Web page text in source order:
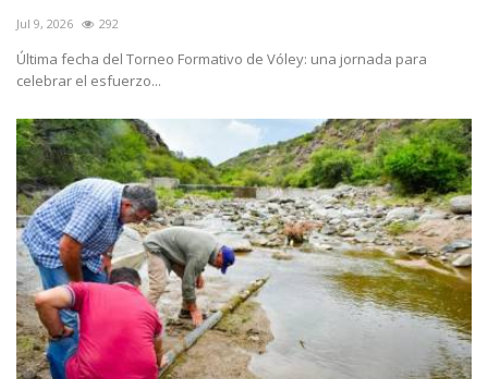
Jul 9, 2026 292
Última fecha del Torneo Formativo de Vóley: una jornada para
celebrar el esfuerzo...